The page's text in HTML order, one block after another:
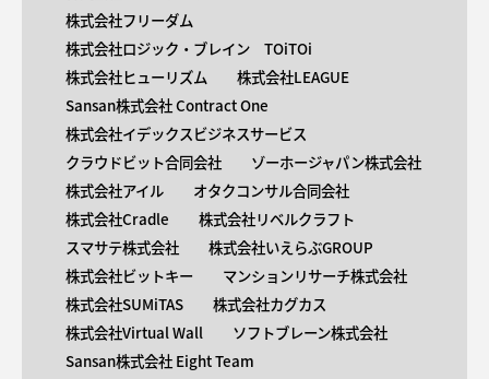
株式会社フリーダム
株式会社ロジック・ブレイン TOiTOi
株式会社ヒューリズム
株式会社LEAGUE
Sansan株式会社 Contract One
株式会社イデックスビジネスサービス
クラウドビット合同会社
ゾーホージャパン株式会社
株式会社アイル
オタクコンサル合同会社
株式会社Cradle
株式会社リベルクラフト
スマサテ株式会社
株式会社いえらぶGROUP
株式会社ビットキー
マンションリサーチ株式会社
株式会社SUMiTAS
株式会社カグカス
株式会社Virtual Wall
ソフトブレーン株式会社
Sansan株式会社 Eight Team